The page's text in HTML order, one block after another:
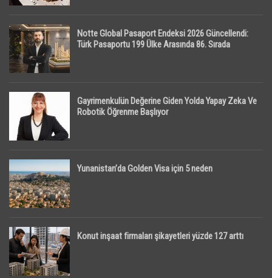
Notte Global Pasaport Endeksi 2026 Güncellendi:
Türk Pasaportu 199 Ülke Arasında 86. Sırada
Gayrimenkulün Değerine Giden Yolda Yapay Zeka Ve
Robotik Öğrenme Başlıyor
Yunanistan’da Golden Visa için 5 neden
Konut inşaat firmaları şikayetleri yüzde 127 arttı